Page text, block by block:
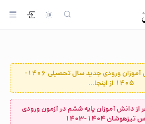
پیش ثبت نام دانش آموزان ورودی جدید سال تحصیلی 1406-
1405 از اینجا...
شدن ۳۵ نفر از دانش آموزان پایه ششم در آزمون ورودی
۱۴۰۴-۱۴۰۳